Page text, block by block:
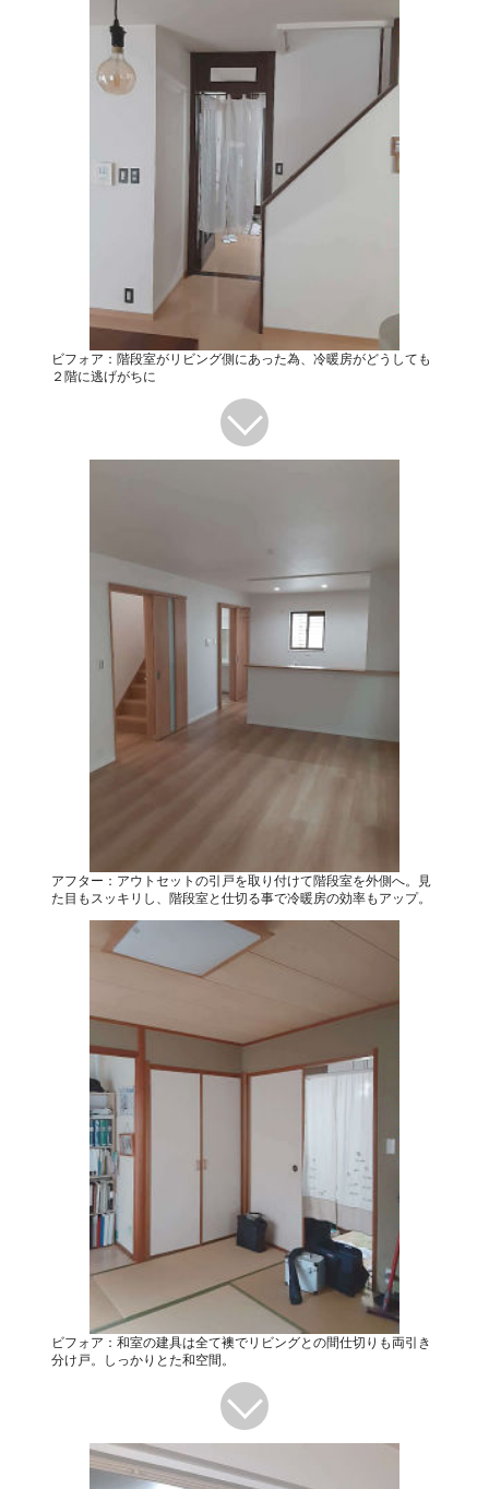
ビフォア：階段室がリビング側にあった為、冷暖房がどうしても
２階に逃げがちに
アフター：アウトセットの引戸を取り付けて階段室を外側へ。見
た目もスッキリし、階段室と仕切る事で冷暖房の効率もアップ。
ビフォア：和室の建具は全て襖でリビングとの間仕切りも両引き
分け戸。しっかりとた和空間。